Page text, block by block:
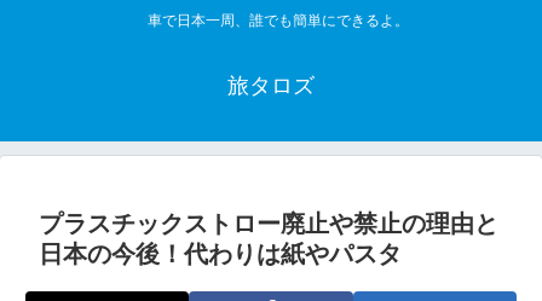
車で日本一周、誰でも簡単にできるよ。
旅タロズ
プラスチックストロー廃止や禁止の理由と
日本の今後！代わりは紙やパスタ